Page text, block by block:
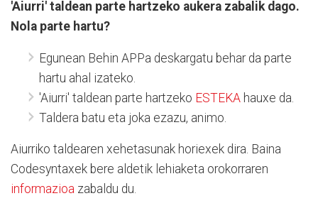
'Aiurri' taldean parte hartzeko aukera zabalik dago.
Nola parte hartu?
Egunean Behin APPa deskargatu behar da parte
hartu ahal izateko.
'Aiurri' taldean parte hartzeko ESTEKA hauxe da.
Taldera batu eta joka ezazu, animo.
Aiurriko taldearen xehetasunak horiexek dira. Baina
Codesyntaxek bere aldetik lehiaketa orokorraren
informazioa zabaldu du.